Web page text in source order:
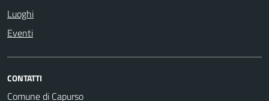
Luoghi
Eventi
CONTATTI
Comune di Capurso